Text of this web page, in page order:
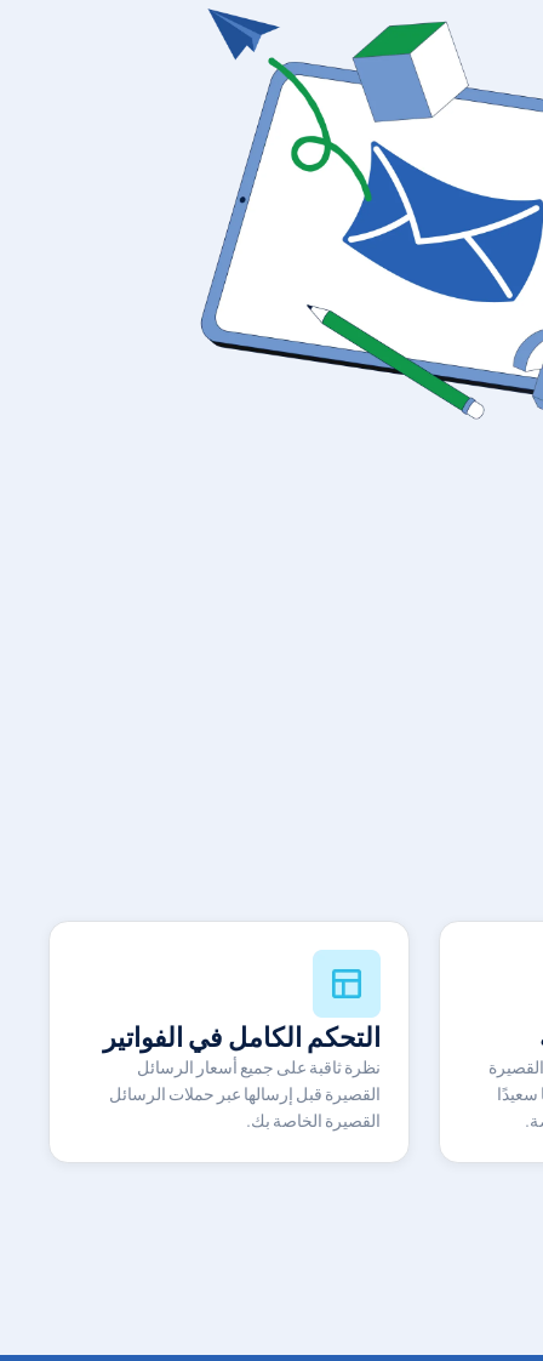
سعيدًا
التحكم الكامل في الفواتير
نظرة ثاقبة على جميع أسعار الرسائل
القصيرة قبل إرسالها عبر حملات الرسائل
القصيرة الخاصة بك.